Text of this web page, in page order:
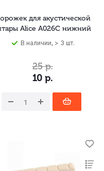
для акустической
Alice A026C нижний
В наличии, > 3 шт.
10 р.
25р.